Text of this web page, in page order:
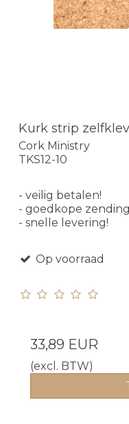
Kurk strip
Cork Ministry
TKS12-10
- veilig betalen!
- goedkope
- snelle levering!
Op voorraad
33,89 EUR
(excl. BTW)